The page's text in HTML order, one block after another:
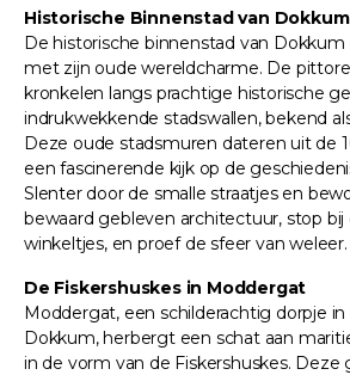
Historische Binnenstad van Dokkum
De historische binnenstad van
met zijn oude wereldcharme. De
kronkelen langs prachtige historische
indrukwekkende stadswallen, bekend
Deze oude stadsmuren dateren uit de
een fascinerende kijk op de
Slenter door de smalle straatjes en
bewaard gebleven architectuur, stop
winkeltjes, en proef de sfeer van weleer.
De Fiskershuskes in Moddergat
Moddergat, een schilderachtig dorpje
Dokkum, herbergt een schat aan
in de vorm van de Fiskershuskes. Deze